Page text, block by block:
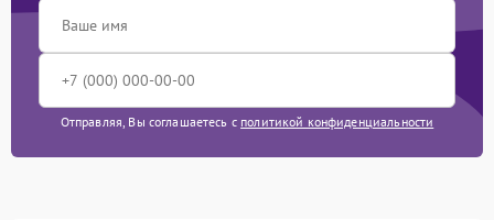
Отправляя, Вы соглашаетесь с политикой конфиденциальности